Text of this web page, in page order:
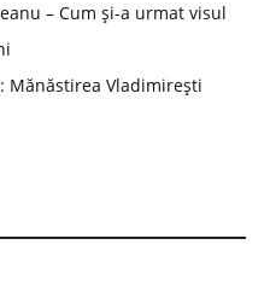
– Cum și-a urmat visul
Mănăstirea Vladimirești